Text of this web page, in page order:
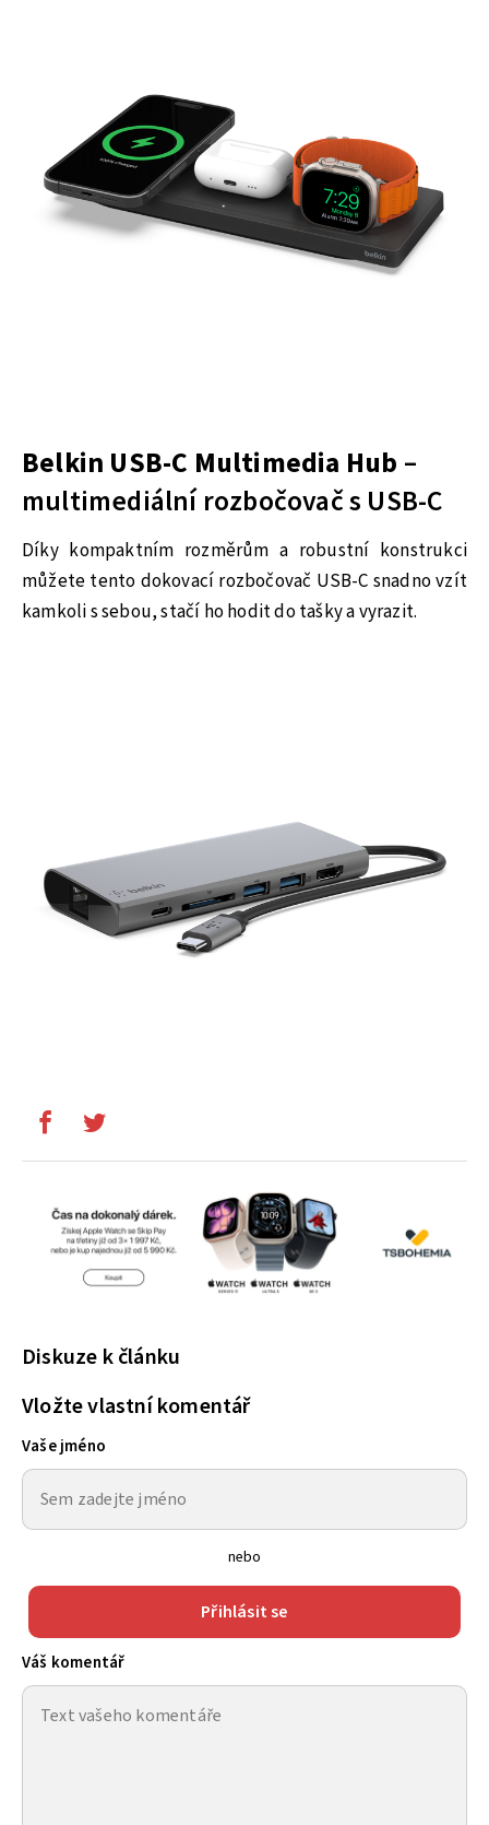
Belkin USB-C Multimedia Hub –
multimediální rozbočovač s USB-C
Díky kompaktním rozměrům a robustní konstrukci
můžete tento dokovací rozbočovač USB-C snadno vzít
kamkoli s sebou, stačí ho hodit do tašky a vyrazit.
Diskuze k článku
Vložte vlastní komentář
Vaše jméno
nebo
Přihlásit se
Váš komentář